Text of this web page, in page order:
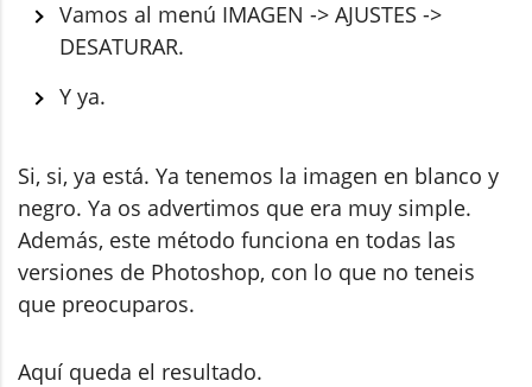
Vamos al menú IMAGEN -> AJUSTES ->
DESATURAR.
Y ya.
Si, si, ya está. Ya tenemos la imagen en blanco y
negro. Ya os advertimos que era muy simple.
Además, este método funciona en todas las
versiones de Photoshop, con lo que no teneis
que preocuparos.
Aquí queda el resultado.